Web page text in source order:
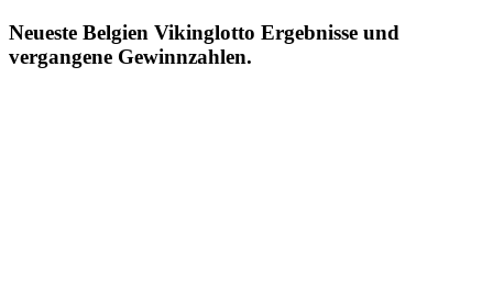
Neueste Belgien Vikinglotto Ergebnisse und
vergangene Gewinnzahlen.